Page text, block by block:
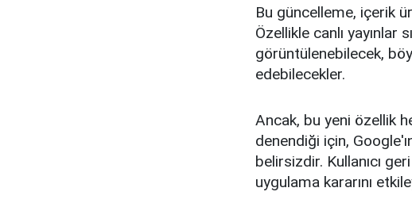
Bu güncelleme, içerik
Özellikle canlı yayınlar
görüntülenebilecek,
edebilecekler.
Ancak, bu yeni özellik
denendiği için,
belirsizdir. Kullanıcı
uygulama kararını